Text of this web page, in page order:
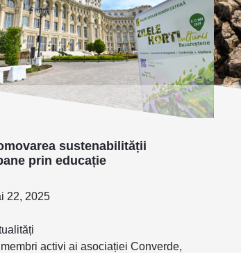
sustenabilității
prin educație
22, 2025
activi ai asociației Converde,